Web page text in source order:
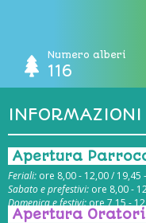
Numero alberi
116
INFORMAZIONI
Apertura
Feriali: ore 8,00 - 12,00 /
Sabato e prefestivi: ore 8,00 -
Domenica e festivi:ore 7,15 -
Apertura